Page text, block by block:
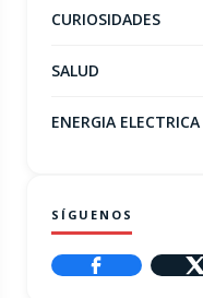
CURIOSIDADES
SALUD
ENERGIA ELECTRICA
SÍGUENOS